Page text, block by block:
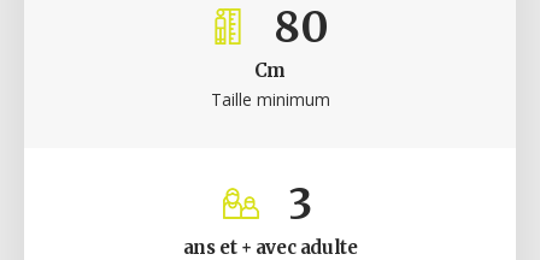
80
Cm
Taille minimum
3
ans et + avec adulte